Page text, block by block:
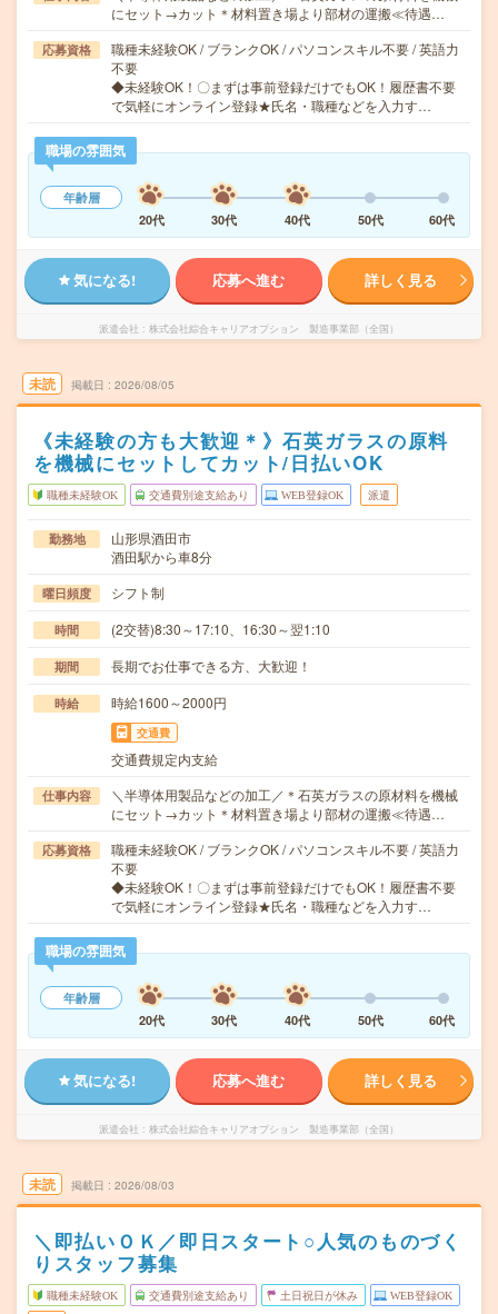
にセット→カット＊材料置き場より部材の運搬≪待遇…
応募資格
職種未経験OK / ブランクOK / パソコンスキル不要 / 英語力
不要
◆未経験OK！〇まずは事前登録だけでもOK！履歴書不要
で気軽にオンライン登録★氏名・職種などを入力す…
職場の雰囲気
年齢層
20代
30代 40代 50代 60代
気になる! 応募へ進む 詳しく見る
派遣会社 株式会社綜合キャリアオプション 製造事業部（全国）
未読 掲載日 2026/08/05
《未経験の方も大歓迎＊》石英ガラスの原料
を機械にセットしてカット/日払いOK
職種未経験OK 交通費別途支給あり WEB登録OK 派遣
勤務地
山形県酒田市
酒田駅から車8分
曜日頻度 シフト制
時間 (2交替)8:30～17:10、16:30～翌1:10
期間 長期でお仕事できる方、大歓迎！
時給 時給1600～2000円
交通費
交通費規定内支給
仕事内容
＼半導体用製品などの加工／＊石英ガラスの原材料を機械
にセット→カット＊材料置き場より部材の運搬≪待遇…
応募資格
職種未経験OK / ブランクOK / パソコンスキル不要 / 英語力
不要
◆未経験OK！〇まずは事前登録だけでもOK！履歴書不要
で気軽にオンライン登録★氏名・職種などを入力す…
職場の雰囲気
年齢層
20代
30代 40代 50代 60代
気になる! 応募へ進む 詳しく見る
派遣会社 株式会社綜合キャリアオプション 製造事業部（全国）
未読 掲載日 2026/08/03
＼即払いＯＫ／即日スタート○人気のものづく
りスタッフ募集
職種未経験OK 交通費別途支給あり 土日祝日が休み WEB登録OK